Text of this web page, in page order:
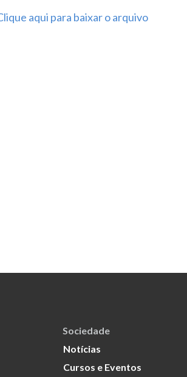
aqui para baixar o arquivo
Sociedade
Notícias
Cursos e Eventos